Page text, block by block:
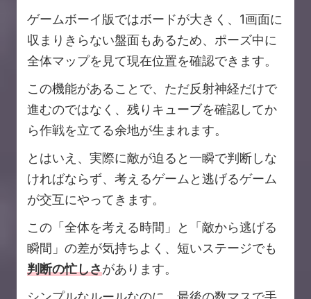
ゲームボーイ版ではボードが大きく、1画面に
収まりきらない盤面もあるため、ポーズ中に
全体マップを見て現在位置を確認できます。
この機能があることで、ただ反射神経だけで
進むのではなく、残りキューブを確認してか
ら作戦を立てる余地が生まれます。
とはいえ、実際に敵が迫ると一瞬で判断しな
ければならず、考えるゲームと逃げるゲーム
が交互にやってきます。
この「全体を考える時間」と「敵から逃げる
瞬間」の差が気持ちよく、短いステージでも
判断の忙しさがあります。